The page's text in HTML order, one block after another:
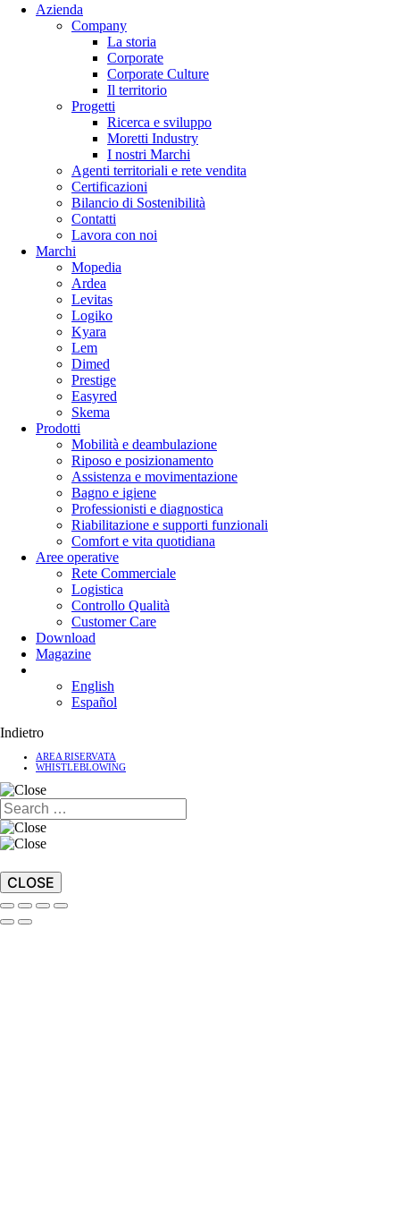
Azienda
Company
La storia
Corporate
Corporate Culture
Il territorio
Progetti
Ricerca e sviluppo
Moretti Industry
I nostri Marchi
Agenti territoriali e rete vendita
Certificazioni
Bilancio di Sostenibilità
Contatti
Lavora con noi
Marchi
Mopedia
Ardea
Levitas
Logiko
Kyara
Lem
Dimed
Prestige
Easyred
Skema
Prodotti
Mobilità e deambulazione
Riposo e posizionamento
Assistenza e movimentazione
Bagno e igiene
Professionisti e diagnostica
Riabilitazione e supporti funzionali
Comfort e vita quotidiana
Aree operative
Rete Commerciale
Logistica
Controllo Qualità
Customer Care
Download
Magazine
English
Español
Indietro
AREA RISERVATA
WHISTLEBLOWING
CLOSE